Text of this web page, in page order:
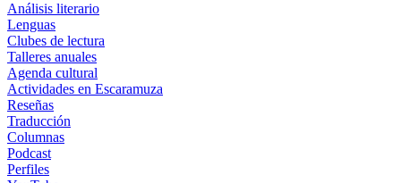
Análisis literario
Lenguas
Clubes de lectura
Talleres anuales
Agenda cultural
Actividades en Escaramuza
Reseñas
Traducción
Columnas
Podcast
Perfiles